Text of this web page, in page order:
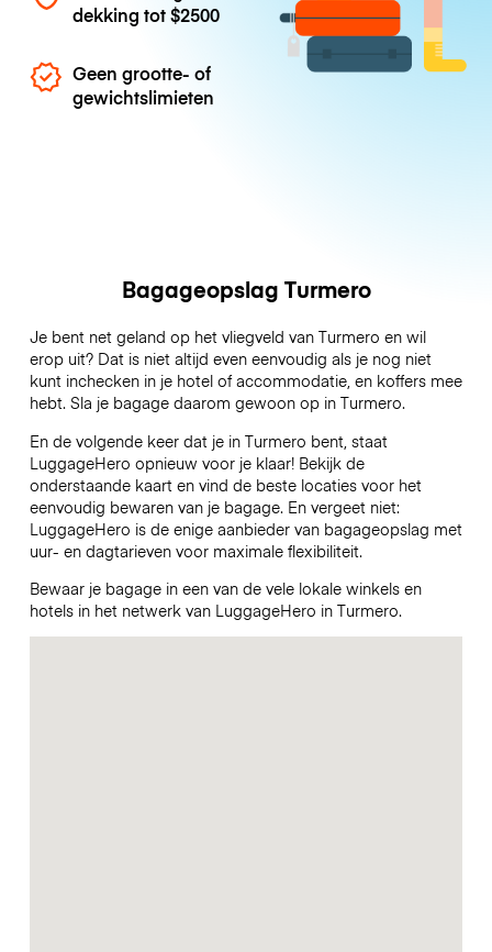
dekking tot$2500
Geen grootte- of
gewichtslimieten
Bagageopslag Turmero
Je bent net geland op het vliegveld van Turmero en wil
erop uit? Dat is niet altijd even eenvoudig als je nog niet
kunt inchecken in je hotel of accommodatie, en koffers mee
hebt. Sla je bagage daarom gewoon op in Turmero.
En de volgende keer dat je in Turmero bent, staat
LuggageHero opnieuw voor je klaar! Bekijk de
onderstaande kaart en vind de beste locaties voor het
eenvoudig bewaren van je bagage. En vergeet niet:
LuggageHero is de enige aanbieder van bagageopslag met
uur- en dagtarieven voor maximale flexibiliteit.
Bewaar je bagage in een van de vele lokale winkels en
hotels in het netwerk van LuggageHero in Turmero.